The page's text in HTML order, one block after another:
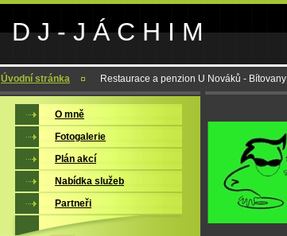
D J - J Á C H I M
Úvodní stránka Restaurace a penzion U Nováků - Bítovany
O mně
Fotogalerie
Plán akcí
Nabídka služeb
Partneři